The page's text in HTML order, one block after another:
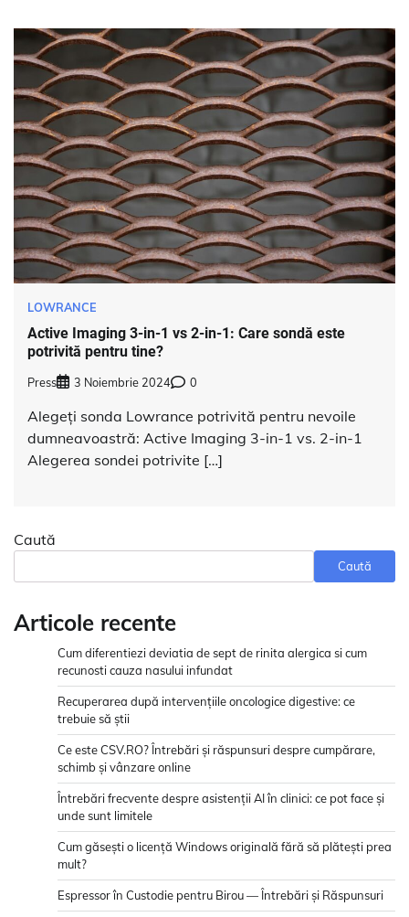
LOWRANCE
Active Imaging 3-in-1 vs 2-in-1: Care sondă este
potrivită pentru tine?
Press 3 Noiembrie 2024 0
Alegeți sonda Lowrance potrivită pentru nevoile
dumneavoastră: Active Imaging 3-in-1 vs. 2-in-1
Alegerea sondei potrivite […]
Caută
Caută
Articole recente
Cum diferentiezi deviatia de sept de rinita alergica si cum
recunosti cauza nasului infundat
Recuperarea după intervențiile oncologice digestive: ce
trebuie să știi
Ce este CSV.RO? Întrebări și răspunsuri despre cumpărare,
schimb și vânzare online
Întrebări frecvente despre asistenții AI în clinici: ce pot face și
unde sunt limitele
Cum găsești o licență Windows originală fără să plătești prea
mult?
Espressor în Custodie pentru Birou — Întrebări și Răspunsuri